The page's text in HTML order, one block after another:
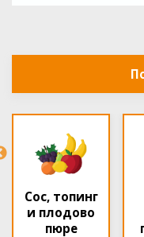
Бадемово
брашно &
други